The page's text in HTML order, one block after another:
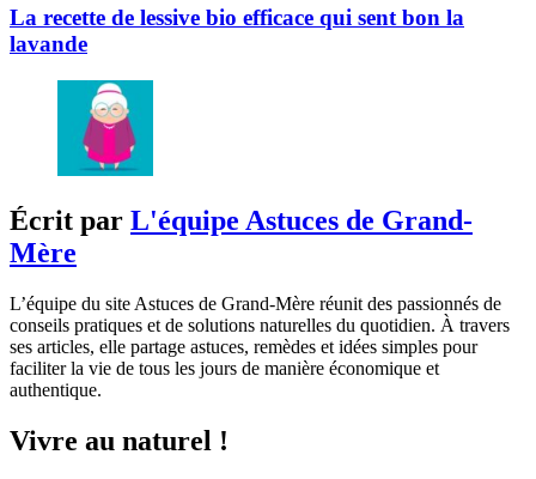
La recette de lessive bio efficace qui sent bon la
lavande
Écrit par L'équipe Astuces de Grand-
Mère
L’équipe du site Astuces de Grand-Mère réunit des passionnés de
conseils pratiques et de solutions naturelles du quotidien. À travers
ses articles, elle partage astuces, remèdes et idées simples pour
faciliter la vie de tous les jours de manière économique et
authentique.
Vivre au naturel !